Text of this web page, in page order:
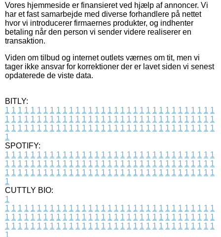
Vores hjemmeside er finansieret ved hjælp af annoncer. Vi
har et fast samarbejde med diverse forhandlere på nettet
hvor vi introducerer firmaernes produkter, og indhenter
betaling når den person vi sender videre realiserer en
transaktion.
Viden om tilbud og internet outlets værnes om tit, men vi
tager ikke ansvar for korrektioner der er lavet siden vi senest
opdaterede de viste data.
BITLY:
1 1 1 1 1 1 1 1 1 1 1 1 1 1 1 1 1 1 1 1 1 1 1 1 1 1 1 1 1 1 1 1 1
1 1 1 1 1 1 1 1 1 1 1 1 1 1 1 1 1 1 1 1 1 1 1 1 1 1 1 1 1 1 1 1 1
1 1 1 1 1 1 1 1 1 1 1 1 1 1 1 1 1 1 1 1 1 1 1 1 1 1 1 1 1 1 1 1 1
1
SPOTIFY:
1 1 1 1 1 1 1 1 1 1 1 1 1 1 1 1 1 1 1 1 1 1 1 1 1 1 1 1 1 1 1 1 1
1 1 1 1 1 1 1 1 1 1 1 1 1 1 1 1 1 1 1 1 1 1 1 1 1 1 1 1 1 1 1 1 1
1 1 1 1 1 1 1 1 1 1 1 1 1 1 1 1 1 1 1 1 1 1 1 1 1 1 1 1 1 1 1 1 1
1
CUTTLY BIO:
1
1 1 1 1 1 1 1 1 1 1 1 1 1 1 1 1 1 1 1 1 1 1 1 1 1 1 1 1 1 1 1 1 1
1 1 1 1 1 1 1 1 1 1 1 1 1 1 1 1 1 1 1 1 1 1 1 1 1 1 1 1 1 1 1 1 1
1 1 1 1 1 1 1 1 1 1 1 1 1 1 1 1 1 1 1 1 1 1 1 1 1 1 1 1 1 1 1 1 1
1